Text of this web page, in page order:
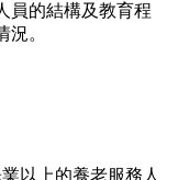
員的結構及教育程
況。
以上的養老服務人